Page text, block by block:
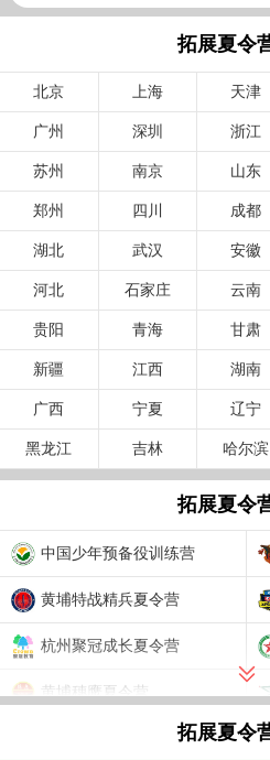
拓展夏令
北京 上海 天津
广州 深圳 浙江
苏州 南京 山东
郑州 四川 成都
湖北 武汉 安徽
河北 石家庄 云南
贵阳 青海 甘肃
新疆 江西 湖南
广西 宁夏 辽宁
黑龙江 吉林 哈尔滨
拓展夏令
中国少年预备役训练营
黄埔特战精兵夏令营
杭州聚冠成长夏令营
黄埔穗鹰夏令营
河南国防教育基地军事夏令营
拓展夏令